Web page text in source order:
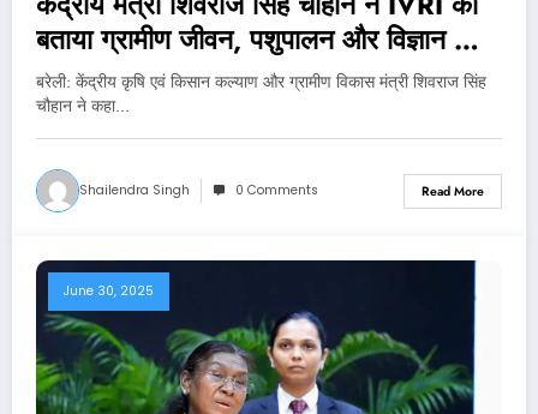
बताया ग्रामीण जीवन, पशुपालन और विज्ञान का
सेतु
बरेली: केंद्रीय कृषि एवं किसान कल्याण और ग्रामीण विकास मंत्री शिवराज सिंह
चौहान ने कहा…
Shailendra Singh 0 Comments Read More
June 30, 2025